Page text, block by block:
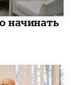
начинать